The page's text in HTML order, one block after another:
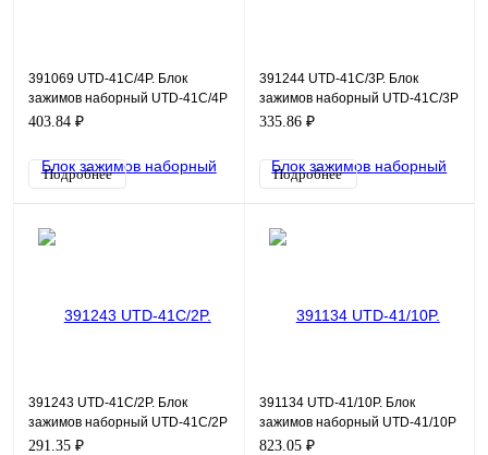
391069 UTD-41C/4P. Блок
зажимов наборный UTD-41C/4P
403.84 ₽
Подробнее
391244 UTD-41C/3P. Блок
зажимов наборный UTD-41C/3P
335.86 ₽
Подробнее
391243 UTD-41C/2P. Блок
зажимов наборный UTD-41C/2P
291.35 ₽
391134 UTD-41/10P. Блок
зажимов наборный UTD-41/10P
823.05 ₽